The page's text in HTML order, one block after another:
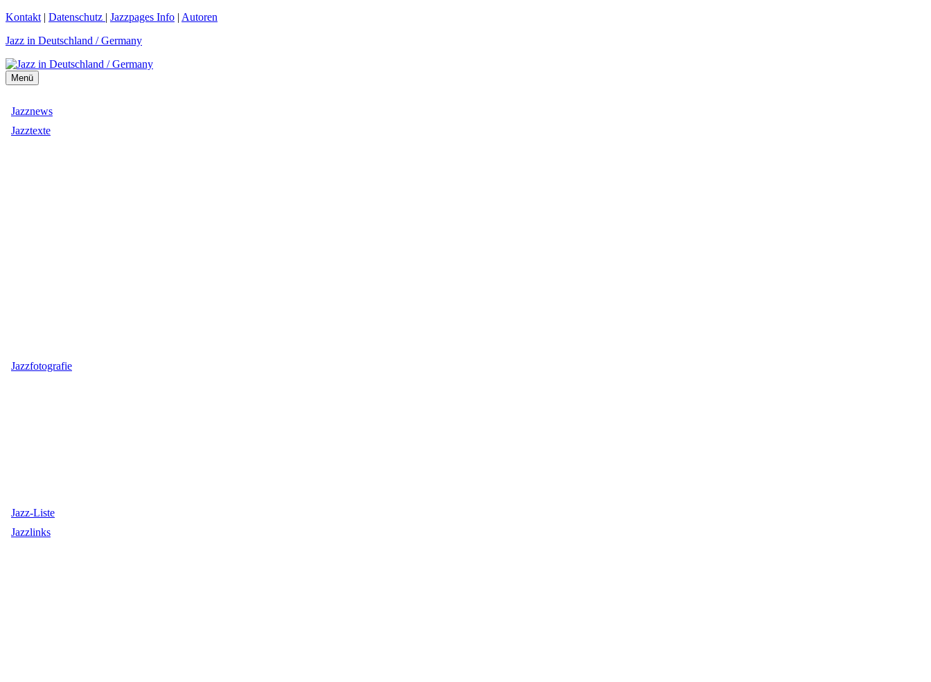
Zum
springen
Kontakt | Datenschutz | Jazzpages Info | Autoren
Jazz in Deutschland / Germany
Menü
Jazznews
Jazztexte
Jazzfotografie
Jazz-Liste
Jazzlinks